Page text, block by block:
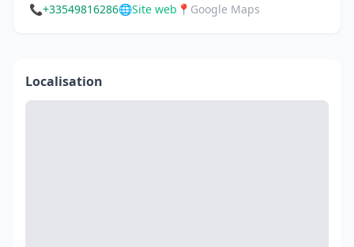
📞+33549816286🌐Site web 📍 Google Maps
Localisation